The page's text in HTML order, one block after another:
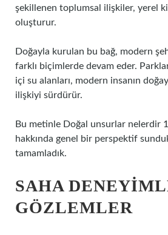
şekillenen toplumsal ilişkiler, yerel
oluşturur.
Doğayla kurulan bu bağ, modern
farklı biçimlerde devam eder.
içi su alanları, modern insanın
ilişkiyi sürdürür.
Bu metinle Doğal unsurlar nelerdir
hakkında genel bir perspektif sunduk
tamamladık.
SAHA
GÖZLEMLER